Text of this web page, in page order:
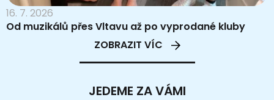
16. 7. 2026
Od muzikálů přes Vltavu až po vyprodané kluby
ZOBRAZIT VÍC
JEDEME ZA VÁMI